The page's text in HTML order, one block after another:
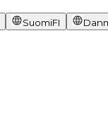
SuomiFI